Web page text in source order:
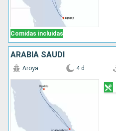
Comidas incluidas
ARABIA SAUDÍ
Aroya 4 d